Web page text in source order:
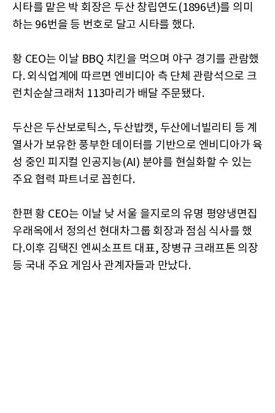
시타를 맡은 박 회장은 두산 창립연도(1896년)를 의미
하는 96번을 등 번호로 달고 시타를 했다.
황 CEO는 이날 BBQ 치킨을 먹으며 야구 경기를 관람했
다. 외식업계에 따르면 엔비디아 측 단체 관람석으로 크
런치순살크래처 113마리가 배달 주문됐다.
두산은 두산보로틱스, 두산밥캣, 두산에너빌리티 등 계
열사가 보유한 풍부한 데이터를 기반으로 엔비디아가 육
성 중인 피지컬 인공지능(AI) 분야를 현실화할 수 있는
주요 협력 파트너로 꼽힌다.
한편 황 CEO는 이날 낮 서울 을지로의 유명 평양냉면집
우래옥에서 정의선 현대차그룹 회장과 점심 식사를 했
다.이후 김택진 엔씨소프트 대표, 장병규 크래프톤 의장
등 국내 주요 게임사 관계자들과 만났다.